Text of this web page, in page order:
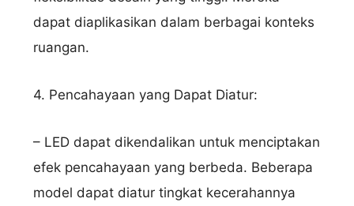
dapat diaplikasikan dalam berbagai konteks
ruangan.
4. Pencahayaan yang Dapat Diatur:
– LED dapat dikendalikan untuk menciptakan
efek pencahayaan yang berbeda. Beberapa
model dapat diatur tingkat kecerahannya